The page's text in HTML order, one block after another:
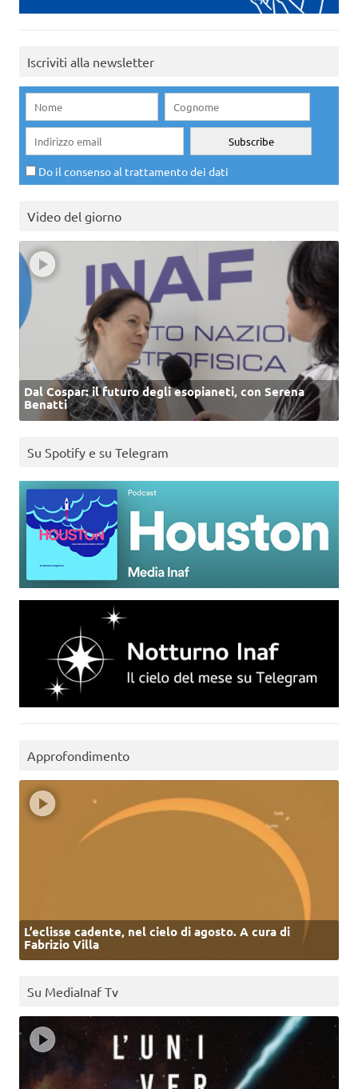
Iscriviti alla newsletter
Do il consenso al trattamento dei dati
Video del giorno
Dal Cospar: il futuro degli esopianeti, con Serena
Benatti
Su Spotify e su Telegram
Approfondimento
L’eclisse cadente, nel cielo di agosto. A cura di
Fabrizio Villa
Su MediaInaf Tv